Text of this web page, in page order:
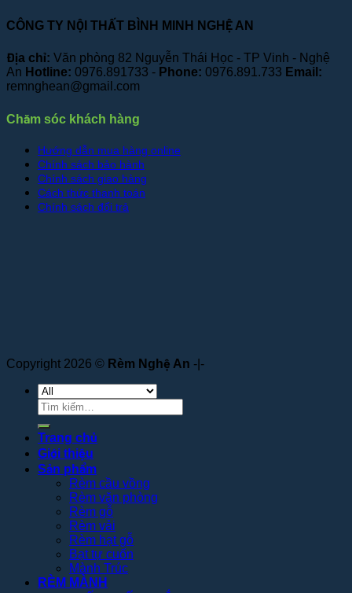
CÔNG TY NỘI THẤT BÌNH MINH NGHỆ AN
Địa chỉ: Văn phòng 82 Nguyễn Thái Học - TP Vinh - Nghệ
An Hotline: 0976.891733 - Phone: 0976.891.733 Email:
remnghean@gmail.com
Chăm sóc khách hàng
Hướng dẫn mua hàng online
Chính sách bảo hành
Chính sách giao hàng
Cách thức thanh toán
Chính sách đổi trả
Copyright 2026 © Rèm Nghệ An -|-
Tìm
kiếm:
Trang chủ
Giới thiệu
Sản phẩm
Rèm cầu vồng
Rèm văn phòng
Rèm gỗ
Rèm vải
Rèm hạt gỗ
Bạt tự cuốn
Mành Trúc
RÈM MÀNH